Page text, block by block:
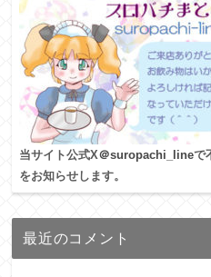
当サイト公式X＠suropachi_lineで
をお知らせします。
最近のコメント